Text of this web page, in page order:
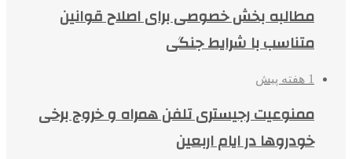
مطالبه بخش خصوصی برای اصلاح قوانین
متناسب با شرایط جنگی
1 هفته پیش
ممنوعیت رجیستری تلفن همراه و خروج برخی
خودروها در ایام اربعین